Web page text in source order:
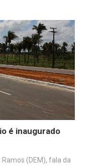
é inaugurado
(DEM), fala da